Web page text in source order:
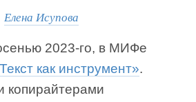
Елена Исупова
2023-го, в МИФе
как инструмент».
копирайтерами